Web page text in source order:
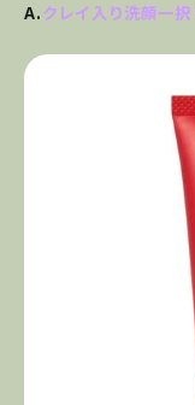
A.クレイ入り洗顔一択